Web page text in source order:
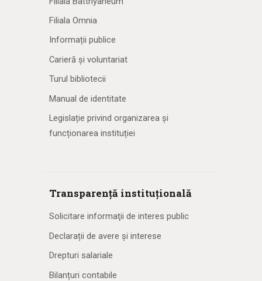
Filiala Omnia
Informații publice
Carieră și voluntariat
Turul bibliotecii
Manual de identitate
Legislație privind organizarea și
funcționarea instituției
Transparență instituțională
Solicitare informaţii de interes public
Declarații de avere și interese
Drepturi salariale
Bilanțuri contabile